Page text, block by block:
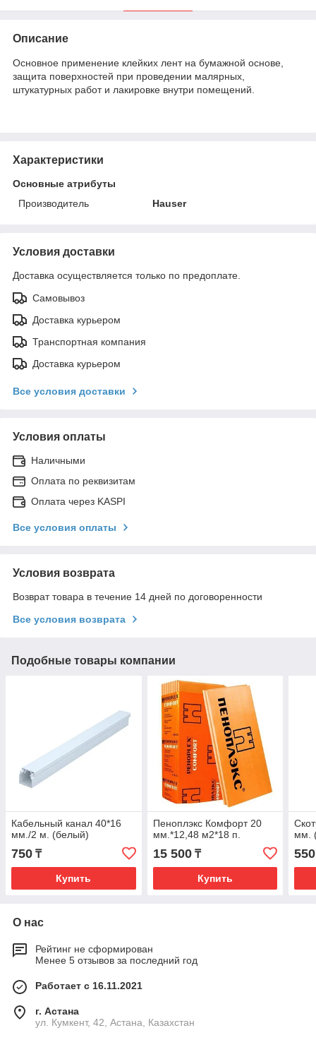
Описание
Основное применение клейких лент на бумажной основе,
защита поверхностей при проведении малярных,
штукатурных работ и лакировке внутри помещений.
Характеристики
Основные атрибуты
Производитель
Hauser
Условия доставки
Доставка осуществляется только по предоплате.
Самовывоз
Доставка курьером
Транспортная компания
Доставка курьером
Все условия доставки
Условия оплаты
Наличными
Оплата по реквизитам
Оплата через KASPI
Все условия оплаты
Условия возврата
Возврат товара в течение 14 дней по договоренности
Все условия возврата
Подобные товары компании
Кабельный канал 40*16
мм./2 м. (белый)
750 ₸
Купить
Пеноплэкс Комфорт 20
мм.*12,48 м2*18 п.
15 500₸
Купить
мм.
550
О нас
Рейтинг не сформирован
Менее 5 отзывов за последний год
Работает с 16.11.2021
г. Астана
ул. Кумкент, 42, Астана, Казахстан